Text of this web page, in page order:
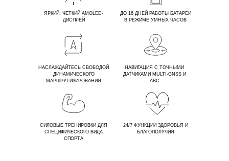
ЯРКИЙ, ЧЕТКИЙ AMOLED-
ДИСПЛЕЙ
ДО 16 ДНЕЙ РАБОТЫ БАТАРЕИ
В РЕЖИМЕ УМНЫХ ЧАСОВ
НАСЛАЖДАЙТЕСЬ СВОБОДОЙ
ДИНАМИЧЕСКОГО
МАРШРУТИЗИРОВАНИЯ
24/7 ФУНКЦИИ ЗДОРОВЬЯ И
БЛАГОПОЛУЧИЯ
СИЛОВЫЕ ТРЕНИРОВКИ ДЛЯ
СПЕЦИФИЧЕСКОГО ВИДА
СПОРТА
НАВИГАЦИЯ С ТОЧНЫМИ
ДАТЧИКАМИ MULTI-GNSS И
ABC